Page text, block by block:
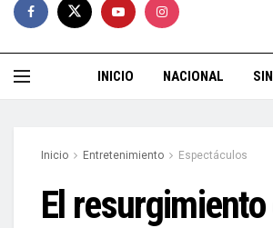
INICIO NACIONAL
Inicio Entretenimiento Espectáculos
El resurgimiento